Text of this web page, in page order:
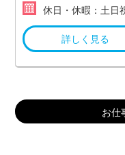
休日・休暇：土日
詳しく見る
お仕